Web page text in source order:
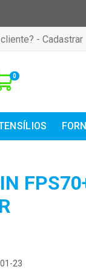
- Cadastrar
0
23